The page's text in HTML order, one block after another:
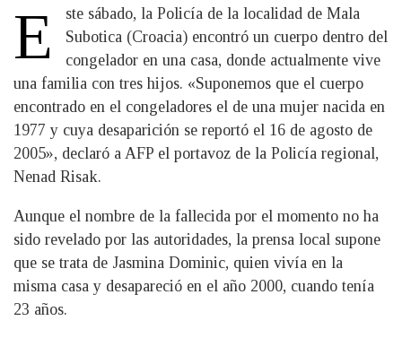
E
ste sábado, la Policía de la localidad de Mala
Subotica (Croacia) encontró un cuerpo dentro del
congelador en una casa, donde actualmente vive
una familia con tres hijos. «Suponemos que el cuerpo
encontrado en el congeladores el de una mujer nacida en
1977 y cuya desaparición se reportó el 16 de agosto de
2005», declaró a AFP el portavoz de la Policía regional,
Nenad Risak.
Aunque el nombre de la fallecida por el momento no ha
sido revelado por las autoridades, la prensa local supone
que se trata de Jasmina Dominic, quien vivía en la
misma casa y desapareció en el año 2000, cuando tenía
23 años.